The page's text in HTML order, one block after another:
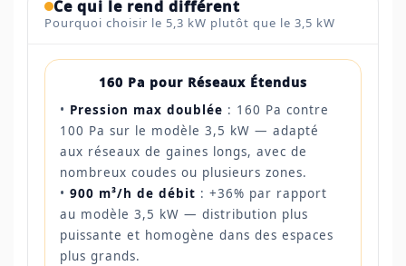
Ce qui le rend différent
Pourquoi choisir le 5,3 kW plutôt que le 3,5 kW
160 Pa pour Réseaux Étendus
• Pression max doublée : 160 Pa contre
100 Pa sur le modèle 3,5 kW — adapté
aux réseaux de gaines longs, avec de
nombreux coudes ou plusieurs zones.
• 900 m³/h de débit : +36% par rapport
au modèle 3,5 kW — distribution plus
puissante et homogène dans des espaces
plus grands.